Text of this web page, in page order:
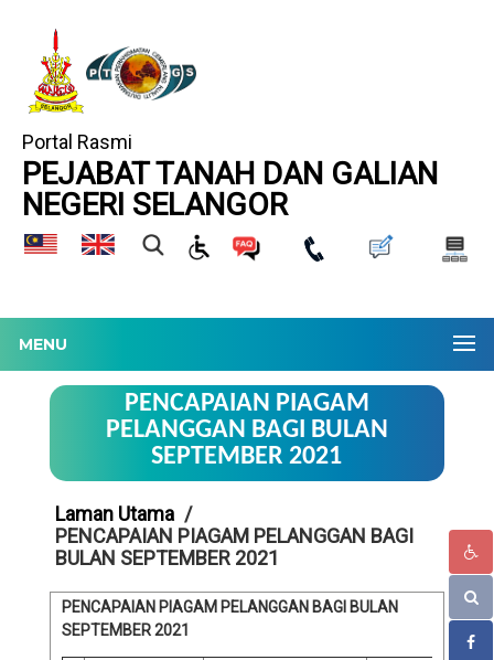
Portal Rasmi
PEJABAT TANAH DAN GALIAN
NEGERI SELANGOR
MENU
PENCAPAIAN PIAGAM
PELANGGAN BAGI BULAN
SEPTEMBER 2021
Laman Utama
PENCAPAIAN PIAGAM PELANGGAN BAGI
BULAN SEPTEMBER 2021
PENCAPAIAN PIAGAM PELANGGAN BAGI BULAN
SEPTEMBER2021